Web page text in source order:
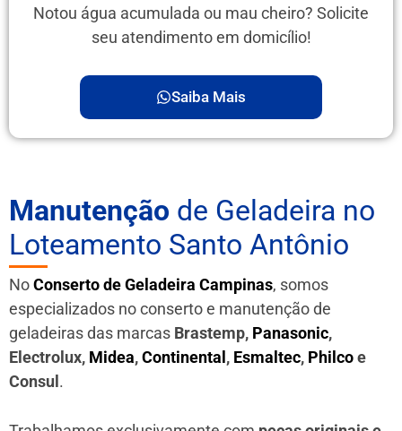
Notou água acumulada ou mau cheiro? Solicite
seu atendimento em domicílio!
Saiba Mais
Manutenção de Geladeira no
Loteamento Santo Antônio
NoConserto de Geladeira Campinas, somos
especializados no conserto e manutenção de
geladeiras das marcas Brastemp, Panasonic,
Electrolux, Midea,Continental, Esmaltec, Philcoe
Consul.